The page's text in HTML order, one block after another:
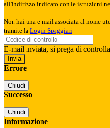
all'indirizzo indicato con le istruzioni
Non hai una e-mail associata al nome
tramite la Login Spaggiari
E-mail inviata, si prega di
Errore
Chiudi
Successo
Chiudi
Informazione